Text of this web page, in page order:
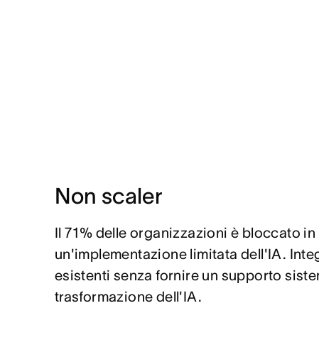
Non scaler
Il 71% delle organizzazioni è bloccato
un'implementazione limitata dell'IA.
esistenti senza fornire un supporto
trasformazione dell'IA.